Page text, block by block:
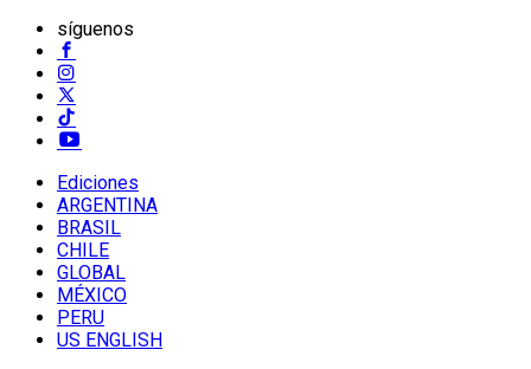
síguenos
Ediciones
ARGENTINA
BRASIL
CHILE
GLOBAL
MÉXICO
PERU
US ENGLISH